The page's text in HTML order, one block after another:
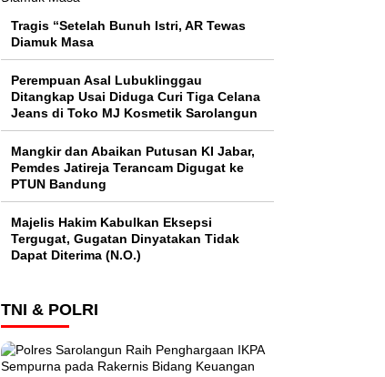
Tragis “Setelah Bunuh Istri, AR Tewas
Diamuk Masa
Perempuan Asal Lubuklinggau
Ditangkap Usai Diduga Curi Tiga Celana
Jeans di Toko MJ Kosmetik Sarolangun
Mangkir dan Abaikan Putusan KI Jabar,
Pemdes Jatireja Terancam Digugat ke
PTUN Bandung
Majelis Hakim Kabulkan Eksepsi
Tergugat, Gugatan Dinyatakan Tidak
Dapat Diterima (N.O.)
TNI & POLRI